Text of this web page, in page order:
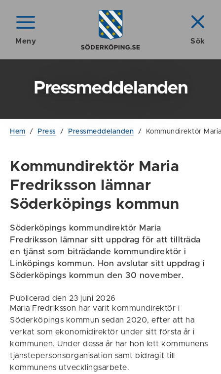
Meny Sök
Pressmeddelanden
Hem / Press / Pressmeddelanden / Kommundirektör
Kommundirektör Maria
Fredriksson lämnar
Söderköpings kommun
Söderköpings kommundirektör Maria
Fredriksson lämnar sitt uppdrag för att tillträda
en tjänst som biträdande kommundirektör i
Linköpings kommun. Hon avslutar sitt uppdrag i
Söderköpings kommun den 30 november.
Publicerad den 23 juni 2026
Maria Fredriksson har varit kommundirektör i
Söderköpings kommun sedan 2020, efter att ha
verkat som ekonomidirektör under sitt första år i
kommunen. Under dessa år har hon lett kommunens
tjänstepersonsorganisation samt bidragit till
kommunens utvecklingsarbete.